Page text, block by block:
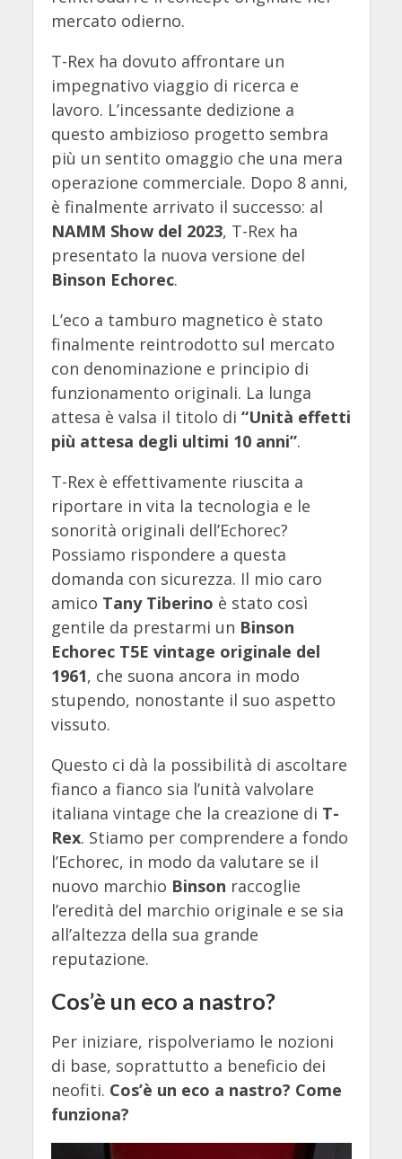
mercato odierno.
T-Rex ha dovuto affrontare un
impegnativo viaggio di ricerca e
lavoro. L’incessante dedizione a
questo ambizioso progetto sembra
più un sentito omaggio che una mera
operazione commerciale. Dopo 8 anni,
è finalmente arrivato il successo: al
NAMM Show del 2023, T-Rex ha
presentato la nuova versione del
Binson Echorec.
L’eco a tamburo magnetico è stato
finalmente reintrodotto sul mercato
con denominazione e principio di
funzionamento originali. La lunga
attesa è valsa il titolo di “Unità effetti
più attesa degli ultimi 10 anni”.
T-Rex è effettivamente riuscita a
riportare in vita la tecnologia e le
sonorità originali dell’Echorec?
Possiamo rispondere a questa
domanda con sicurezza. Il mio caro
amico Tany Tiberino è stato così
gentile da prestarmi un Binson
Echorec T5E vintage originale del
1961, che suona ancora in modo
stupendo, nonostante il suo aspetto
vissuto.
Questo ci dà la possibilità di ascoltare
fianco a fianco sia l’unità valvolare
italiana vintage che la creazione di T-
Rex. Stiamo per comprendere a fondo
l’Echorec, in modo da valutare se il
nuovo marchio Binson raccoglie
l’eredità del marchio originale e se sia
all’altezza della sua grande
reputazione.
Cos’è un eco a nastro?
Per iniziare, rispolveriamo le nozioni
di base, soprattutto a beneficio dei
neofiti. Cos’è un eco a nastro? Come
funziona?